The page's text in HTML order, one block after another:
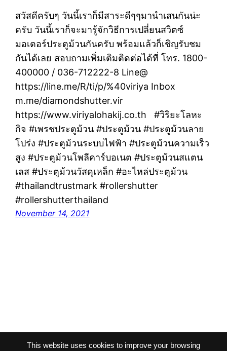
This website uses cookies to improve your browsing
สวัสดีครับๆ วันนี้เราก็มีสาระดีๆๆมานำเสนกันน่ะ
ครับ วันนี้เราก็จะมารู้จักวิธีการเปลี่ยนสวิตซ์
มอเตอร์ประตูม้วนกันครับ พร้อมแล้วก็เชิญรับชม
กันได้เลย สอบถามเพิ่มเติมติดต่อได้ที่ โทร. 1800-
400000 / 036-712222-8 Line@
https://line.me/R/ti/p/%40viriya Inbox
m.me/diamondshutter.vir
https://www.viriyalohakij.co.th #วิริยะโลหะ
กิจ #เพรชประตูม้วน #ประตูม้วน #ประตูม้วนลาย
โปร่ง #ประตูม้วนระบบไฟฟ้า #ประตูม้วนความเร็ว
สูง #ประตูม้วนโพลีคาร์บอเนต #ประตูม้วนสแตน
เลส #ประตูม้วนวัสดุเหล็ก #อะไหล่ประตูม้วน
#thailandtrustmark #rollershutter
#rollershutterthailand
November 14, 2021